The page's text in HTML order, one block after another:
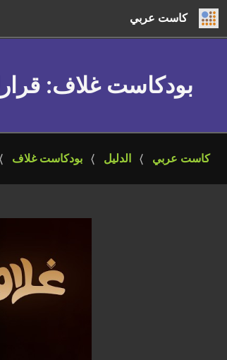
كاست عربي
بودكاست غلاف:
كاست عربي الدليل بودكاست غلاف